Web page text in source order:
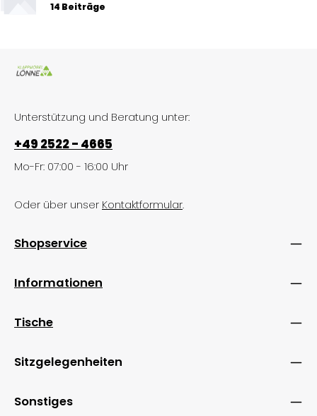
14 Beiträge
Unterstützung und Beratung unter:
+49 2522 - 4665
Mo-Fr: 07:00 - 16:00 Uhr
Oder über unser Kontaktformular.
Shopservice
Informationen
Tische
Sitzgelegenheiten
Sonstiges